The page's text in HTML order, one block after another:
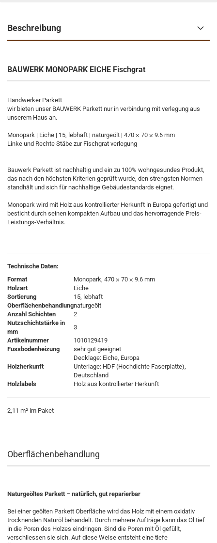
Beschreibung
BAUWERK MONOPARK EICHE Fischgrat
Handwerker Parkett
wir bieten unser BAUWERK Parkett nur in verbindung mit verlegung aus
unserem Haus an.
Monopark | Eiche | 15, lebhaft | naturgeölt | 470 ⨉ 70 ⨉ 9.6 mm
Linke und Rechte Stäbe zur Fischgrat verlegung
Bauwerk Parkett ist nachhaltig und ein zu 100% wohngesundes Produkt,
das nach den höchsten Kriterien geprüft wurde, den strengsten Normen
standhält und sich für nachhaltige Gebäudestandards eignet.
Monopark wird mit Holz aus kontrollierter Herkunft in Europa gefertigt und
besticht durch seinen kompakten Aufbau und das hervorragende Preis-
Leistungs-Verhältnis.
Technische Daten:
Format
Monopark, 470 ⨉ 70 ⨉ 9.6 mm
Holzart
Eiche
Sortierung
15, lebhaft
Oberflächenbehandlungnaturgeölt
Anzahl Schichten
2
Nutzschichtstärke in
mm
3
Artikelnummer
1010129419
Fussbodenheizung
sehr gut geeignet
Holzherkunft
Decklage: Eiche, Europa
Unterlage: HDF (Hochdichte Faserplatte),
Deutschland
Holzlabels
Holz aus kontrollierter Herkunft
2,11 m² im Paket
Oberflächenbehandlung
Naturgeöltes Parkett – natürlich, gut reparierbar
Bei einer geölten Parkett Oberfläche wird das Holz mit einem oxidativ
trocknenden Naturöl behandelt. Durch mehrere Aufträge kann das Öl tief
in die Poren des Holzes eindringen. Sind die Poren mit Öl gefüllt,
verschliessen sie sich. Auf diese Weise entsteht eine tiefe